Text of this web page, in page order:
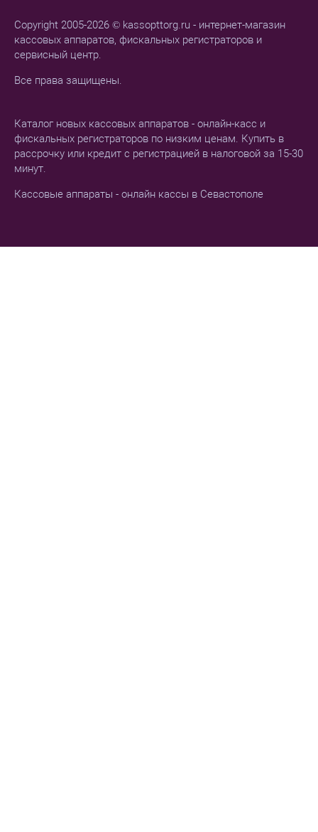
Copyright 2005-2026 © kassopttorg.ru - интернет-магазин
кассовых аппаратов, фискальных регистраторов и
сервисный центр.
Все права защищены.
Каталог новых кассовых аппаратов - онлайн-касс и
фискальных регистраторов по низким ценам. Купить в
рассрочку или кредит с регистрацией в налоговой за 15-30
минут.
Кассовые аппараты - онлайн кассы в Севастополе